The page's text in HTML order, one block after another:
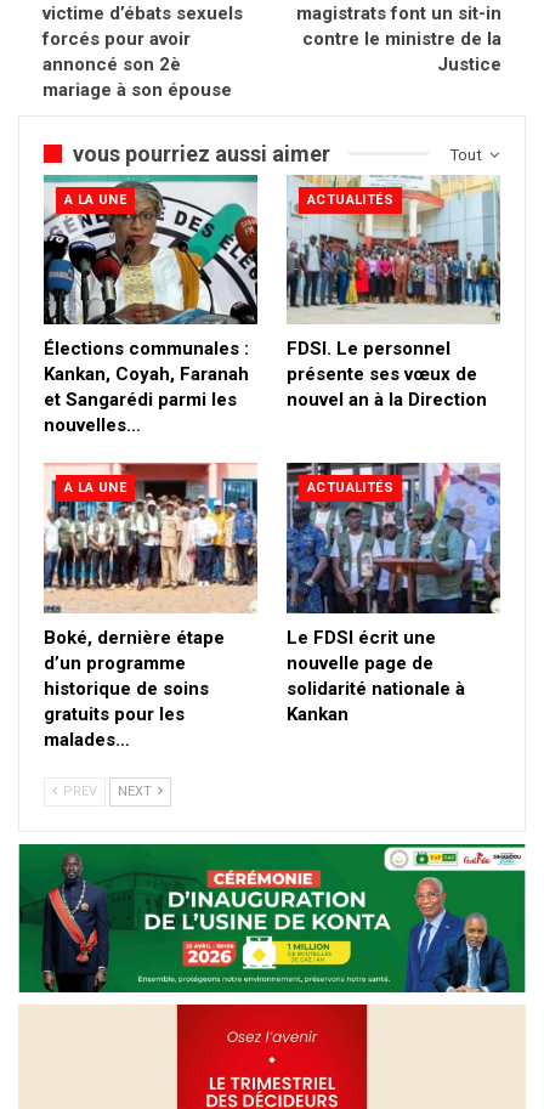
victime d’ébats sexuels
forcés pour avoir
annoncé son 2è
mariage à son épouse
magistrats font un sit-in
contre le ministre de la
Justice
Tout
vous pourriez aussi aimer
A LA UNE
Élections communales :
Kankan, Coyah, Faranah
et Sangarédi parmi les
nouvelles…
ACTUALITÉS
FDSI. Le personnel
présente ses vœux de
nouvel an à la Direction
A LA UNE
Boké, dernière étape
d’un programme
historique de soins
gratuits pour les
malades…
ACTUALITÉS
Le FDSI écrit une
nouvelle page de
solidarité nationale à
Kankan
PREV NEXT